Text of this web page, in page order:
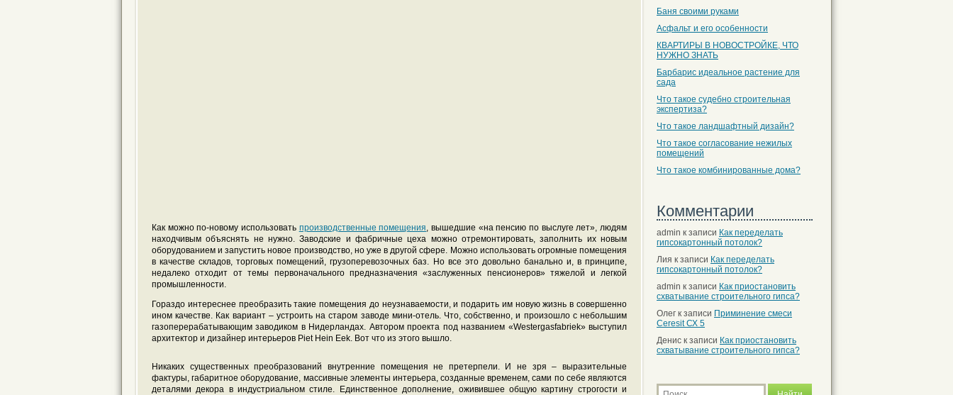
Как можно по-новому использовать производственные помещения, вышедшие «на пенсию по выслуге лет», людям
находчивым объяснять не нужно. Заводские и фабричные цеха можно отремонтировать, заполнить их новым
оборудованием и запустить новое производство, но уже в другой сфере. Можно использовать огромные помещения
в качестве складов, торговых помещений, грузоперевозочных баз. Но все это довольно банально и, в принципе,
недалеко отходит от темы первоначального предназначения «заслуженных пенсионеров» тяжелой и легкой
промышленности.
Гораздо интереснее преобразить такие помещения до неузнаваемости, и подарить им новую жизнь в совершенно
ином качестве. Как вариант – устроить на старом заводе мини-отель. Что, собственно, и произошло с небольшим
газоперерабатывающим заводиком в Нидерландах. Автором проекта под названием «Westergasfabriek» выступил
архитектор и дизайнер интерьеров Piet Hein Eek. Вот что из этого вышло.
Никаких существенных преобразований внутренние помещения не претерпели. И не зря – выразительные
фактуры, габаритное оборудование, массивные элементы интерьера, созданные временем, сами по себе являются
деталями декора в индустриальном стиле. Единственное дополнение, оживившее общую картину строгости и
Баня своими руками
Асфальт и его особенности
КВАРТИРЫ В НОВОСТРОЙКЕ, ЧТО
НУЖНО ЗНАТЬ
Барбарис идеальное растение для
сада
Что такое судебно строительная
экспертиза?
Что такое ландшафтный дизайн?
Что такое согласование нежилых
помещений
Что такое комбинированные дома?
Комментарии
admin к записи Как переделать
гипсокартонный потолок?
Лия к записи Как переделать
гипсокартонный потолок?
admin к записи Как приостановить
схватывание строительного гипса?
Олег к записи Приминение смеси
Ceresit СХ 5
Денис к записи Как приостановить
схватывание строительного гипса?